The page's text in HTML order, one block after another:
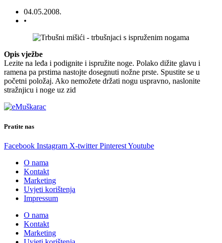
04.05.2008.
•
Opis vježbe
Lezite na leđa i podignite i ispružite noge. Polako dižite glavu i
ramena pa prstima nastojte dosegnuti nožne prste. Spustite se u
početni položaj. Ako nemožete držati nogu uspravno, naslonite
stražnjicu i noge uz zid
Pratite nas
Facebook Instagram X-twitter PinterestYoutube
O nama
Kontakt
Marketing
Uvjeti korištenja
Impressum
O nama
Kontakt
Marketing